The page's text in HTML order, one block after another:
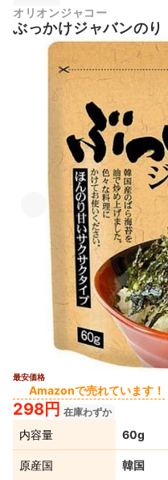
オリオンジャコー
ぶっかけジャバンのり
最安価格
Amazonで売れています！
298円 在庫わずか
内容量 60g
原産国 韓国